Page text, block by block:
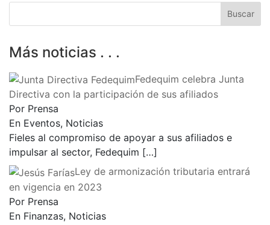
Más noticias . . .
Fedequim celebra Junta
Directiva con la participación de sus afiliados
Por Prensa
En Eventos, Noticias
Fieles al compromiso de apoyar a sus afiliados e
impulsar al sector, Fedequim […]
Ley de armonización tributaria entrará
en vigencia en 2023
Por Prensa
En Finanzas, Noticias